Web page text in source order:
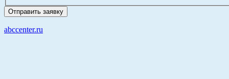
abccenter.ru